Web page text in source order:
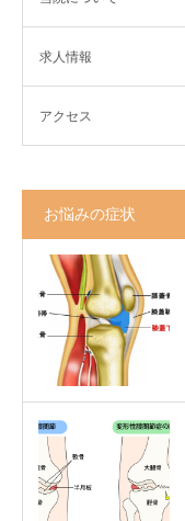
求人情報
アクセス
お悩みの症状